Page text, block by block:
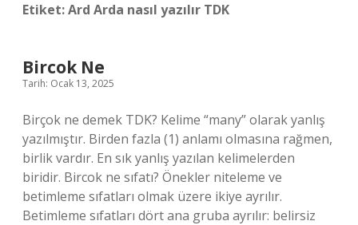
Etiket:Ard Arda nasıl yazılır TDK
Bircok Ne
Tarih: Ocak 13, 2025
Birçok ne demek TDK? Kelime “many” olarak yanlış
yazılmıştır. Birden fazla (1) anlamı olmasına rağmen,
birlik vardır. En sık yanlış yazılan kelimelerden
biridir. Bircok ne sıfatı? Önekler niteleme ve
betimleme sıfatları olmak üzere ikiye ayrılır.
Betimleme sıfatları dört ana gruba ayrılır: belirsiz